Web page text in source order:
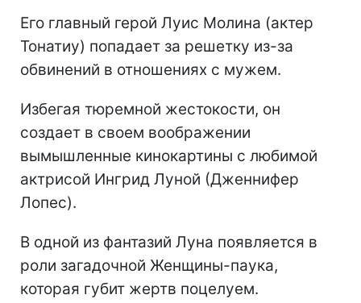
Его главный герой Луис Молина (актер
Тонатиу) попадает за решетку из-за
обвинений в отношениях с мужем.
Избегая тюремной жестокости, он
создает в своем воображении
вымышленные кинокартины с любимой
актрисой Ингрид Луной (Дженнифер
Лопес).
В одной из фантазий Луна появляется в
роли загадочной Женщины-паука,
которая губит жертв поцелуем.